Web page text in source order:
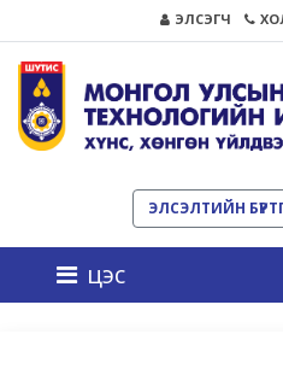
ЭЛСЭГЧ
ЭЛСЭЛТИЙН
цэс